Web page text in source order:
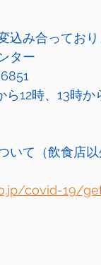
み合っており
ター
12時、13時か
いて（飲食店以
covid-19/